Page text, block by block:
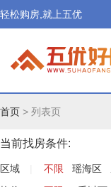
轻松购房,就上五优
首页 > 列表页
当前找房条件:
区域 不限 瑶海区